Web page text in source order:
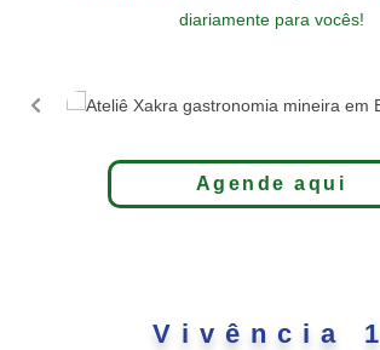
diariamente para vocês!
Agende aqui
Vivência 1